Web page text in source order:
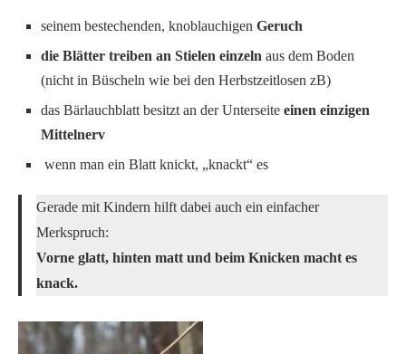
seinem bestechenden, knoblauchigen Geruch
die Blätter treiben an Stielen einzeln aus dem Boden
(nicht in Büscheln wie bei den Herbstzeitlosen zB)
das Bärlauchblatt besitzt an der Unterseite einen einzigen
Mittelnerv
wenn man ein Blatt knickt, „knackt“ es
Gerade mit Kindern hilft dabei auch ein einfacher
Merkspruch:
Vorne glatt, hinten matt und beim Knicken macht es
knack.